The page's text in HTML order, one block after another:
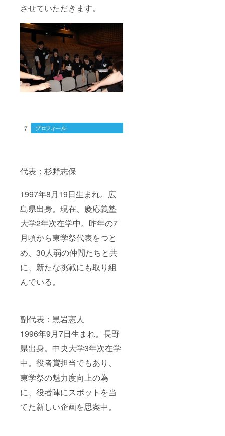
させていただきます。
代表：杉野志保
1997年8月19日生まれ。広
島県出身。現在、慶応義塾
大学2年次在学中。昨年の7
月頃から東学祭代表をつと
め、30人弱の仲間たちと共
に、新たな挑戦にも取り組
んでいる。
副代表：黒岩憲人
1996年9月7日生まれ。長野
県出身。中央大学3年次在学
中。役者賞担当でもあり、
東学祭の魅力度向上の為
に、役者陣にスポットを当
てた新しい企画を思案中。